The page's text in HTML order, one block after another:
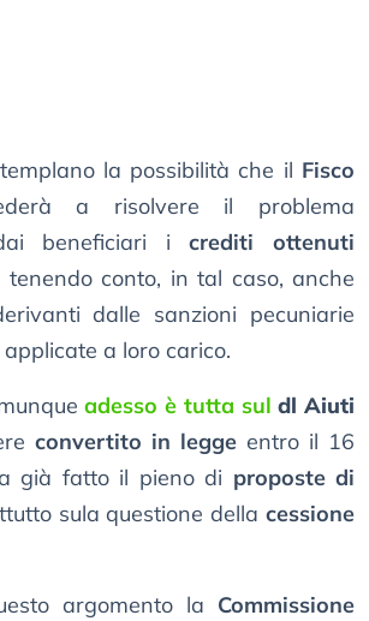
la possibilità che il Fisco
a risolvere il problema
beneficiari icrediti ottenuti
tenendo conto, in tal caso, anche
dalle sanzioni pecuniarie
a loro carico.
adesso è tutta suldl Aiuti
convertito in legge entro il 16
già fatto il pieno di proposte di
sula questione della cessione
argomento la Commissione